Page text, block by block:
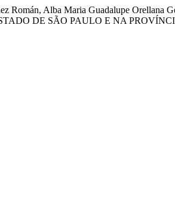
Román, Alba Maria Guadalupe Orellana
DE SÃO PAULO E NA